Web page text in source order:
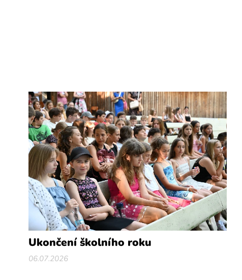
Ukončení školního roku
06.07.2026